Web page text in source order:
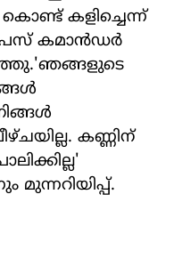
കൊണ്ട് കളിച്ചെന്ന്
കമാന്‍ഡര്‍
കണ്ണിന്